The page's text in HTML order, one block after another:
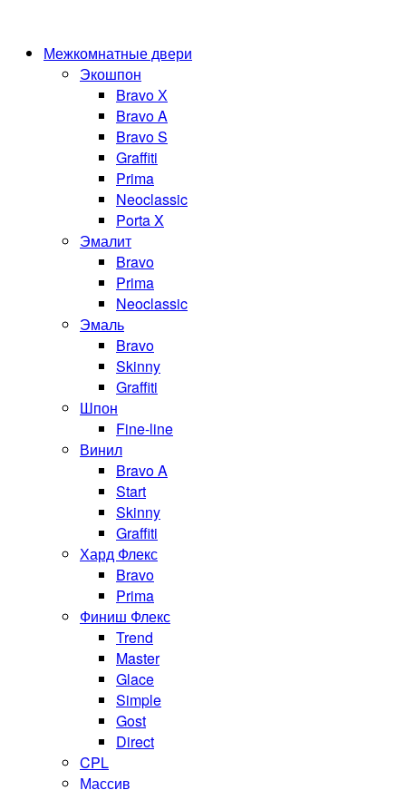
Межкомнатные двери
Экошпон
Bravo Х
Bravo A
Bravo S
Graffiti
Prima
Neoclassic
Porta X
Эмалит
Bravo
Prima
Neoclassic
Эмаль
Bravo
Skinny
Graffiti
Шпон
Fine-line
Винил
Bravo A
Start
Skinny
Graffiti
Хард Флекс
Bravo
Prima
Финиш Флекс
Trend
Master
Glace
Simple
Gost
Direct
CPL
Массив